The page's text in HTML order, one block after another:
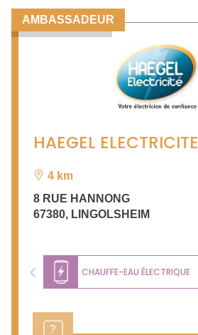
AMBASSADEUR
HAEGEL ELECTRICITE
4 km
8 RUE HANNONG
67380, LINGOLSHEIM
CHAUFFE-EAU ÉLECTRIQUE
Previous